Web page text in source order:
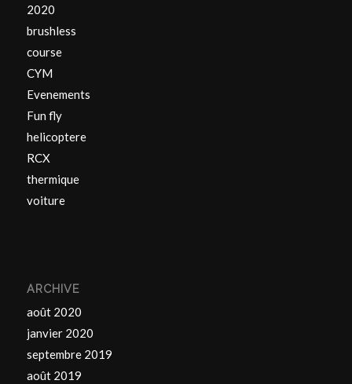
2020
brushless
course
CYM
Evenements
Fun fly
helicoptere
RCX
thermique
voiture
ARCHIVE
août 2020
janvier 2020
septembre 2019
août 2019